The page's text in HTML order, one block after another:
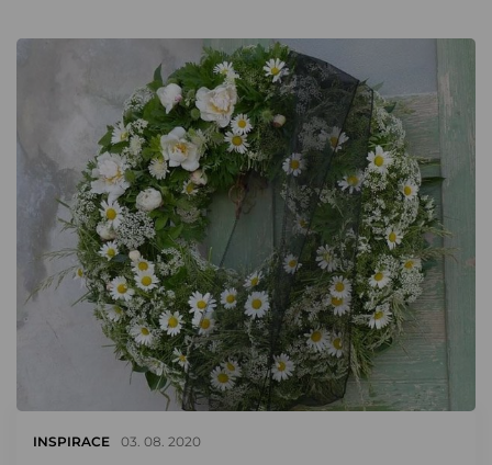
INSPIRACE 03. 08. 2020